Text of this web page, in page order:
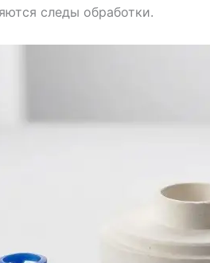
следы обработки.